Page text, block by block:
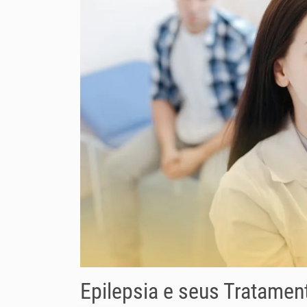
Epilepsia e seus